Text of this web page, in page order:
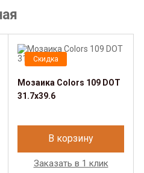
Скидка
Мозаика Colors 109 DOT
31.7х39.6
В корзину
Заказать в 1 клик